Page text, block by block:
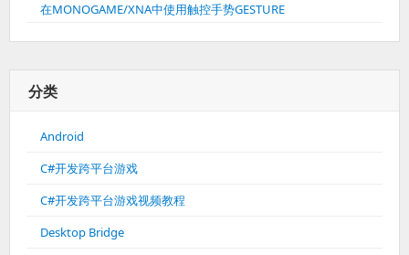
在MONOGAME/XNA中使用触控手势GESTURE
分类
Android
C#开发跨平台游戏
C#开发跨平台游戏视频教程
Desktop Bridge